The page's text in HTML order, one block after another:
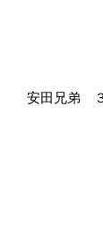
安田兄